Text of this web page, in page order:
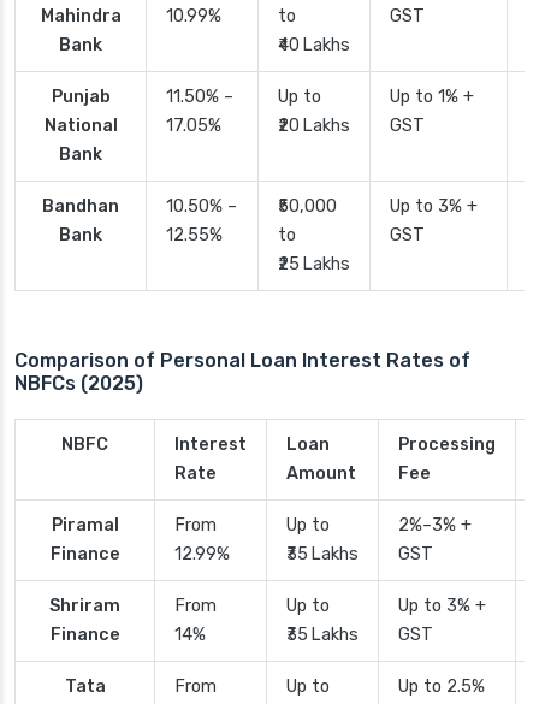
Mahindra
Bank
10.99%
to
₹40 Lakhs
GST
Punjab
National
Bank
11.50% –
17.05%
Up to
₹20 Lakhs
Up to 1% +
GST
Bandhan
Bank
10.50% –
12.55%
₹50,000
to
₹25 Lakhs
Up to 3% +
GST
Comparison of Personal Loan Interest Rates of
NBFCs (2025)
NBFC
Interest
Rate
Loan
Amount
Processing
Fee
Piramal
Finance
From
12.99%
Up to
₹35 Lakhs
2%–3% +
GST
Shriram
Finance
From
14%
Up to
₹35 Lakhs
Up to 3% +
GST
Tata
From
Up to
Up to 2.5%